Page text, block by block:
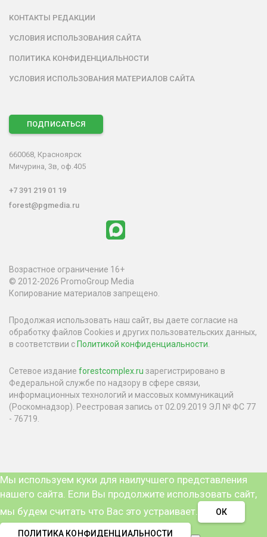
КОНТАКТЫ РЕДАКЦИИ
УСЛОВИЯ ИСПОЛЬЗОВАНИЯ САЙТА
ПОЛИТИКА КОНФИДЕНЦИАЛЬНОСТИ
УСЛОВИЯ ИСПОЛЬЗОВАНИЯ МАТЕРИАЛОВ САЙТА
ПОДПИСАТЬСЯ
660068, Красноярск
Мичурина, 3в, оф.405
+7 391 219 01 19
forest@pgmedia.ru
Возрастное ограничение 16+
© 2012-2026 PromoGroup Media
Копирование материалов запрещено.
Продолжая использовать наш сайт, вы даете согласие на
обработку файлов Cookies и других пользовательских данных,
в соответствии с Политикой конфиденциальности.
Сетевое издание forestcomplex.ru зарегистрировано в
Федеральной службе по надзору в сфере связи,
информационных технологий и массовых коммуникаций
(Роскомнадзор). Реестровая запись от 02.09.2019 ЭЛ № ФС 77
- 76719.
Мы используем куки для наилучшего представления
нашего сайта. Если Вы продолжите использовать сайт,
мы будем считать что Вас это устраивает.
ОК
ПОЛИТИКА КОНФИДЕНЦИАЛЬНОСТИ